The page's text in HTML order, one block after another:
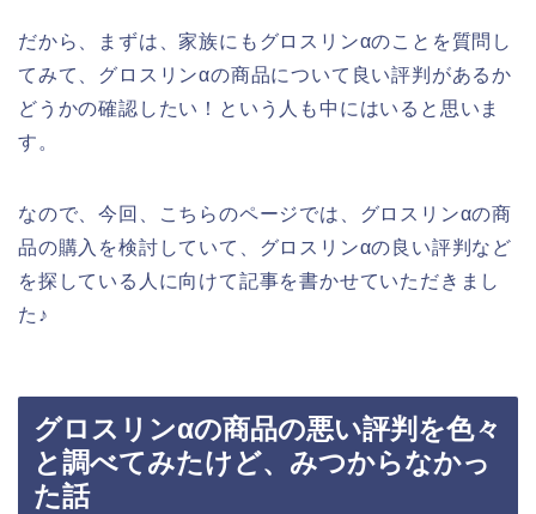
だから、まずは、家族にもグロスリンαのことを質問し
てみて、グロスリンαの商品について良い評判があるか
どうかの確認したい！という人も中にはいると思いま
す。
なので、今回、こちらのページでは、グロスリンαの商
品の購入を検討していて、グロスリンαの良い評判など
を探している人に向けて記事を書かせていただきまし
た♪
グロスリンαの商品の悪い評判を色々
と調べてみたけど、みつからなかっ
た話